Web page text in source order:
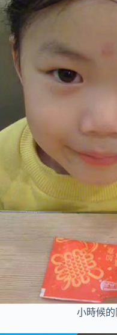
小時候的